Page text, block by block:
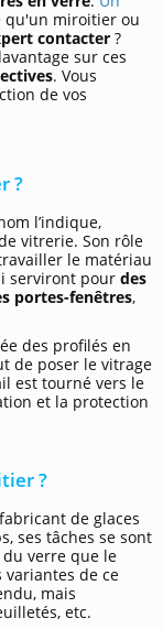
qu'un miroitier ou
contacter ?
sur ces
. Vous
de vos
?
l’indique,
vitrerie. Son rôle
le matériau
serviront pour des
portes-fenêtres,
des profilés en
de poser le vitrage
est tourné vers le
et la protection
?
de glaces
ses tâches se sont
verre que le
de ce
mais
etc.